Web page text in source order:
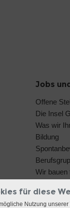
Jobs
Offene
Die Insel
Was wir
Bildung
Wir bauen
für diese
Nutzung